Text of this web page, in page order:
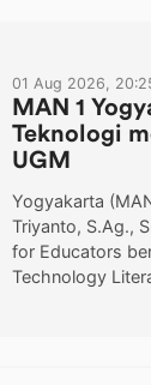
01 Aug 2026,
MAN 1
Teknologi
UGM
Yogyakarta
Triyanto, S.Ag.,
for Educators
Technology